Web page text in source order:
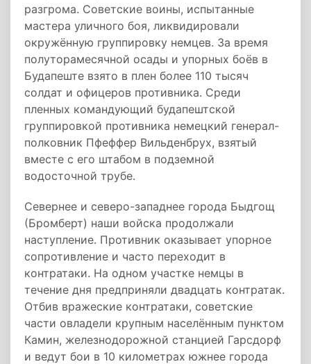
разгрома. Советские воины, испытанные
мастера уличного боя, ликвидировали
окружённую группировку немцев. За время
полуторамесячной осады и упорных боёв в
Будапеште взято в плен более 110 тысяч
солдат и офицеров противника. Среди
пленных командующий будапештской
группировкой противника немецкий генерал-
полковник Пфеффер Вильденбрух, взятый
вместе с его штабом в подземной
водосточной трубе.
Севернее и северо-западнее города Быдгощ
(Бромберт) наши войска продолжали
наступление. Противник оказывает упорное
сопротивление и часто переходит в
контратаки. На одном участке немцы в
течение дня предприняли двадцать контратак.
Отбив вражеские контратаки, советские
части овладели крупным населённым пунктом
Камин, железнодорожной станцией Гарсдорф
и ведут бои в 10 километрах южнее города